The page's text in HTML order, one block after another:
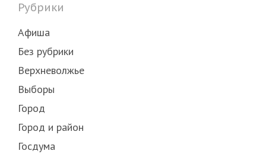
Рубрики
Афиша
Без рубрики
Верхневолжье
Выборы
Город
Город и район
Госдума